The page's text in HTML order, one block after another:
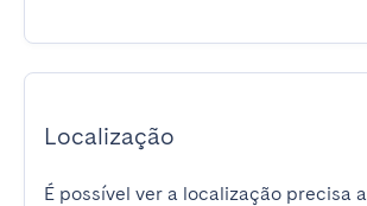
Localização
É possível ver a localização precisa